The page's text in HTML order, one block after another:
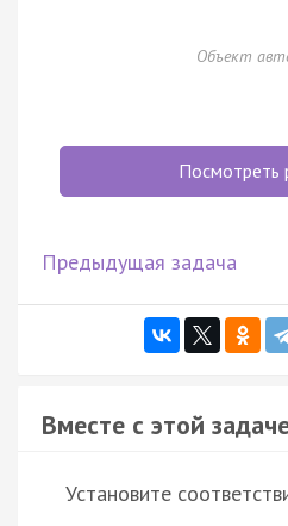
Объект
Посмотреть
Предыдущая задача
Вместе с этой
Установите